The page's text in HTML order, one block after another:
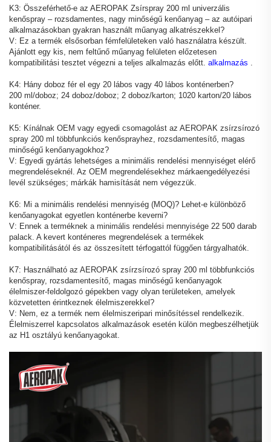
K3: Összeférhető-e az AEROPAK Zsírspray 200 ml univerzális
kenőspray – rozsdamentes, nagy minőségű kenőanyag – az autóipari
alkalmazásokban gyakran használt műanyag alkatrészekkel?
V: Ez a termék elsősorban fémfelületeken való használatra készült.
Ajánlott egy kis, nem feltűnő műanyag felületen előzetesen
kompatibilitási tesztet végezni a teljes alkalmazás előtt. alkalmazás .
K4: Hány doboz fér el egy 20 lábos vagy 40 lábos konténerben?
200 ml/doboz; 24 doboz/doboz; 2 doboz/karton; 1020 karton/20 lábos
konténer.
K5: Kínálnak OEM vagy egyedi csomagolást az AEROPAK zsírzsírozó
spray 200 ml többfunkciós kenősprayhez, rozsdamentesítő, magas
minőségű kenőanyagokhoz?
V: Egyedi gyártás lehetséges a minimális rendelési mennyiséget elérő
megrendeléseknél. Az OEM megrendelésekhez márkaengedélyezési
levél szükséges; márkák hamisítását nem végezzük.
K6: Mi a minimális rendelési mennyiség (MOQ)? Lehet-e különböző
kenőanyagokat egyetlen konténerbe keverni?
V: Ennek a terméknek a minimális rendelési mennyisége 22 500 darab
palack. A kevert konténeres megrendelések a termékek
kompatibilitásától és az összesített térfogattól függően tárgyalhatók.
K7: Használható az AEROPAK zsírzsírozó spray 200 ml többfunkciós
kenőspray, rozsdamentesítő, magas minőségű kenőanyagok
élelmiszer-feldolgozó gépekben vagy olyan területeken, amelyek
közvetetten érintkeznek élelmiszerekkel?
V: Nem, ez a termék nem élelmiszeripari minősítéssel rendelkezik.
Élelmiszerrel kapcsolatos alkalmazások esetén külön megbeszélhetjük
az H1 osztályú kenőanyagokat.